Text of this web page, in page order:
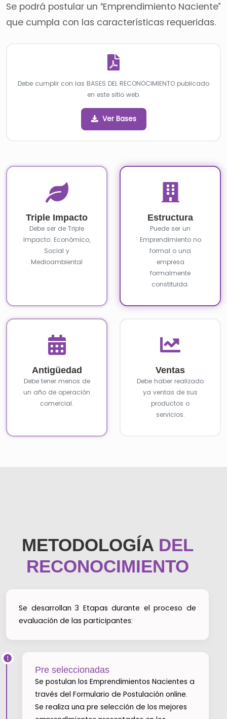
Se podrá postular un “Emprendimiento Naciente”
que cumpla con las características requeridas.
Debe cumplir con las BASES DEL RECONOCIMIENTO publicado
en este sitio web.
Ver Bases
Triple Impacto
Debe ser de Triple
Impacto: Económico,
Social y
Medioambiental
Estructura
Puede ser un
Emprendimiento no
formal o una
empresa
formalmente
constituida.
Antigüedad
Debe tener menos de
un año de operación
comercial.
Ventas
Debe haber realizado
ya ventas de sus
productos o
servicios.
METODOLOGÍA DEL
RECONOCIMIENTO
Se desarrollan 3 Etapas durante el proceso de
evaluación de las participantes:
1
Pre seleccionadas
Se postulan los Emprendimientos Nacientes a
través del Formulario de Postulación online.
Se realiza una pre selección de los mejores